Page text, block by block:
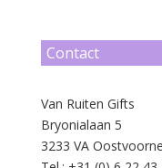
Contact
Van Ruiten Gifts
Bryonialaan 5
3233 VA Oostvoorne